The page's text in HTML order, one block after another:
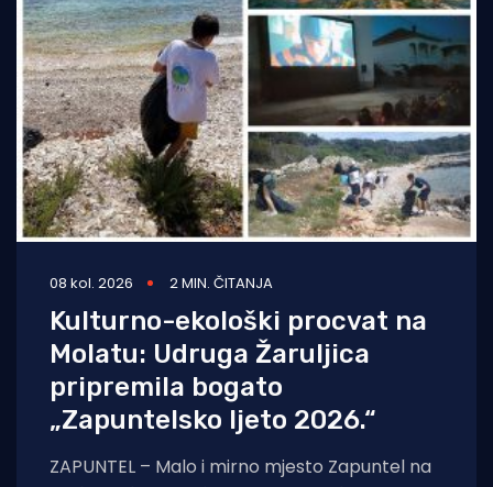
08 kol. 2026 2 MIN. ČITANJA
Kulturno-ekološki procvat na
Molatu: Udruga Žaruljica
pripremila bogato
„Zapuntelsko ljeto 2026.“
ZAPUNTEL – Malo i mirno mjesto Zapuntel na